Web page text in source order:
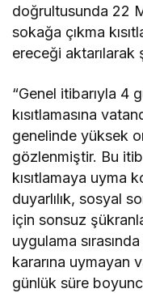
doğrultusunda 22
sokağa çıkma
ereceği
“Genel itibarıyla 4
kısıtlamasına
genelinde yüksek
gözlenmiştir. Bu
kısıtlamaya uyma
duyarlılık, sosyal
için sonsuz
uygulama
kararına uymayan
günlük süre